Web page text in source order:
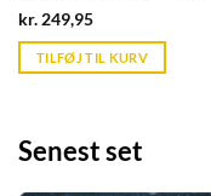
kr. 249,95Current
is:
kr. 39,95.
TILFØJ TIL KURV
Senest set